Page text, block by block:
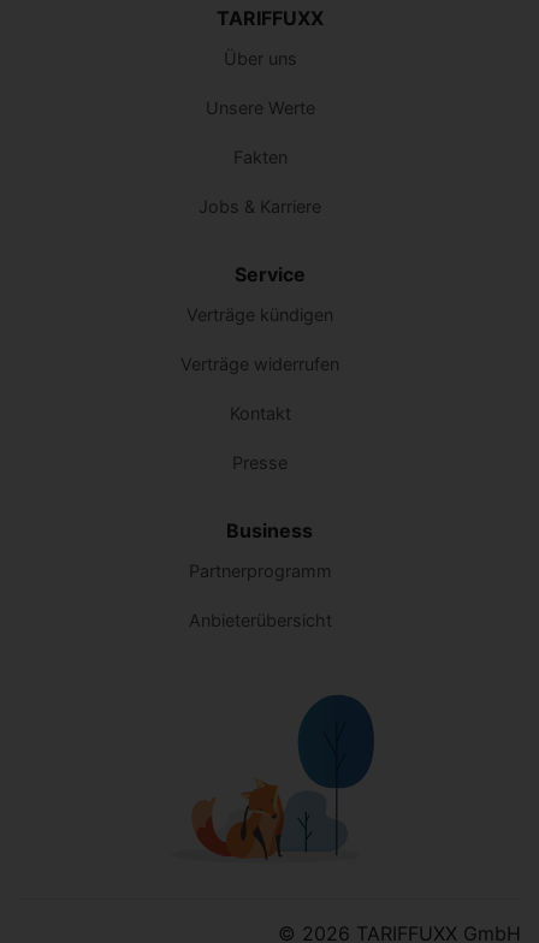
TARIFFUXX
Über uns
Unsere Werte
Fakten
Jobs & Karriere
Service
Verträge kündigen
Verträge widerrufen
Kontakt
Presse
Business
Partnerprogramm
Anbieterübersicht
© 2026 TARIFFUXX GmbH